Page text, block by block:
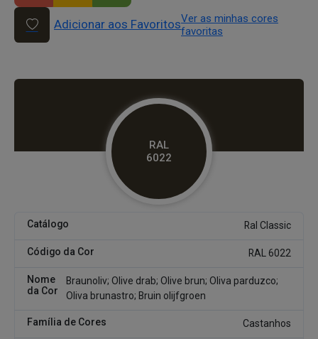
Adicionar aos FavoritosVer as minhas cores
favoritas
RAL
6022
Catálogo Ral Classic
Código da Cor RAL 6022
Nome
da Cor
Braunoliv; Olive drab; Olive brun; Oliva parduzco;
Oliva brunastro; Bruin olijfgroen
Família de Cores Castanhos